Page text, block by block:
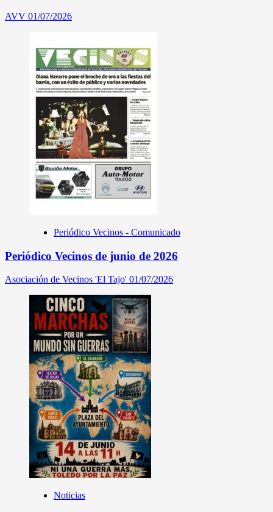
AVV 01/07/2026
Periódico Vecinos - Comunicado
Periódico Vecinos de junio de 2026
Asociación de Vecinos 'El Tajo' 01/07/2026
Noticias